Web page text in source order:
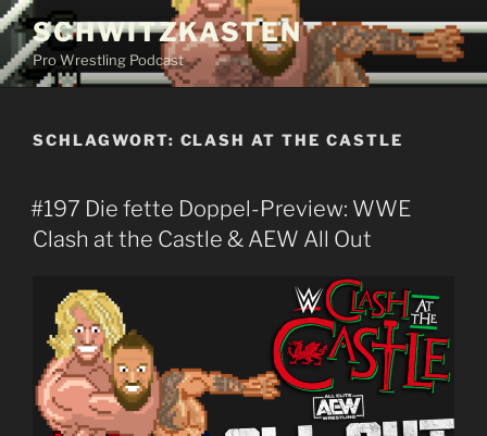
Zum
Inhalt
springen
SCHWITZKASTEN
Pro Wrestling Podcast
SCHLAGWORT: CLASH AT THE CASTLE
#197 Die fette Doppel-Preview: WWE
Clash at the Castle & AEW All Out